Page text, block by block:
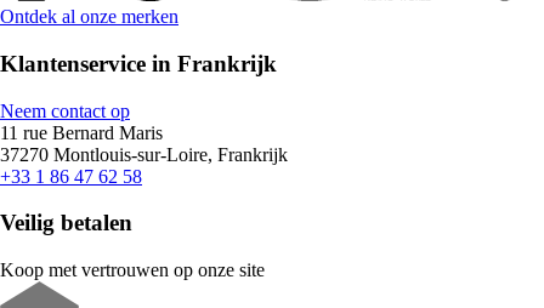
Ontdek al onze merken
Klantenservice in Frankrijk
Neem contact op
11 rue Bernard Maris
37270 Montlouis-sur-Loire, Frankrijk
+33 1 86 47 62 58
Veilig betalen
Koop met vertrouwen op onze site